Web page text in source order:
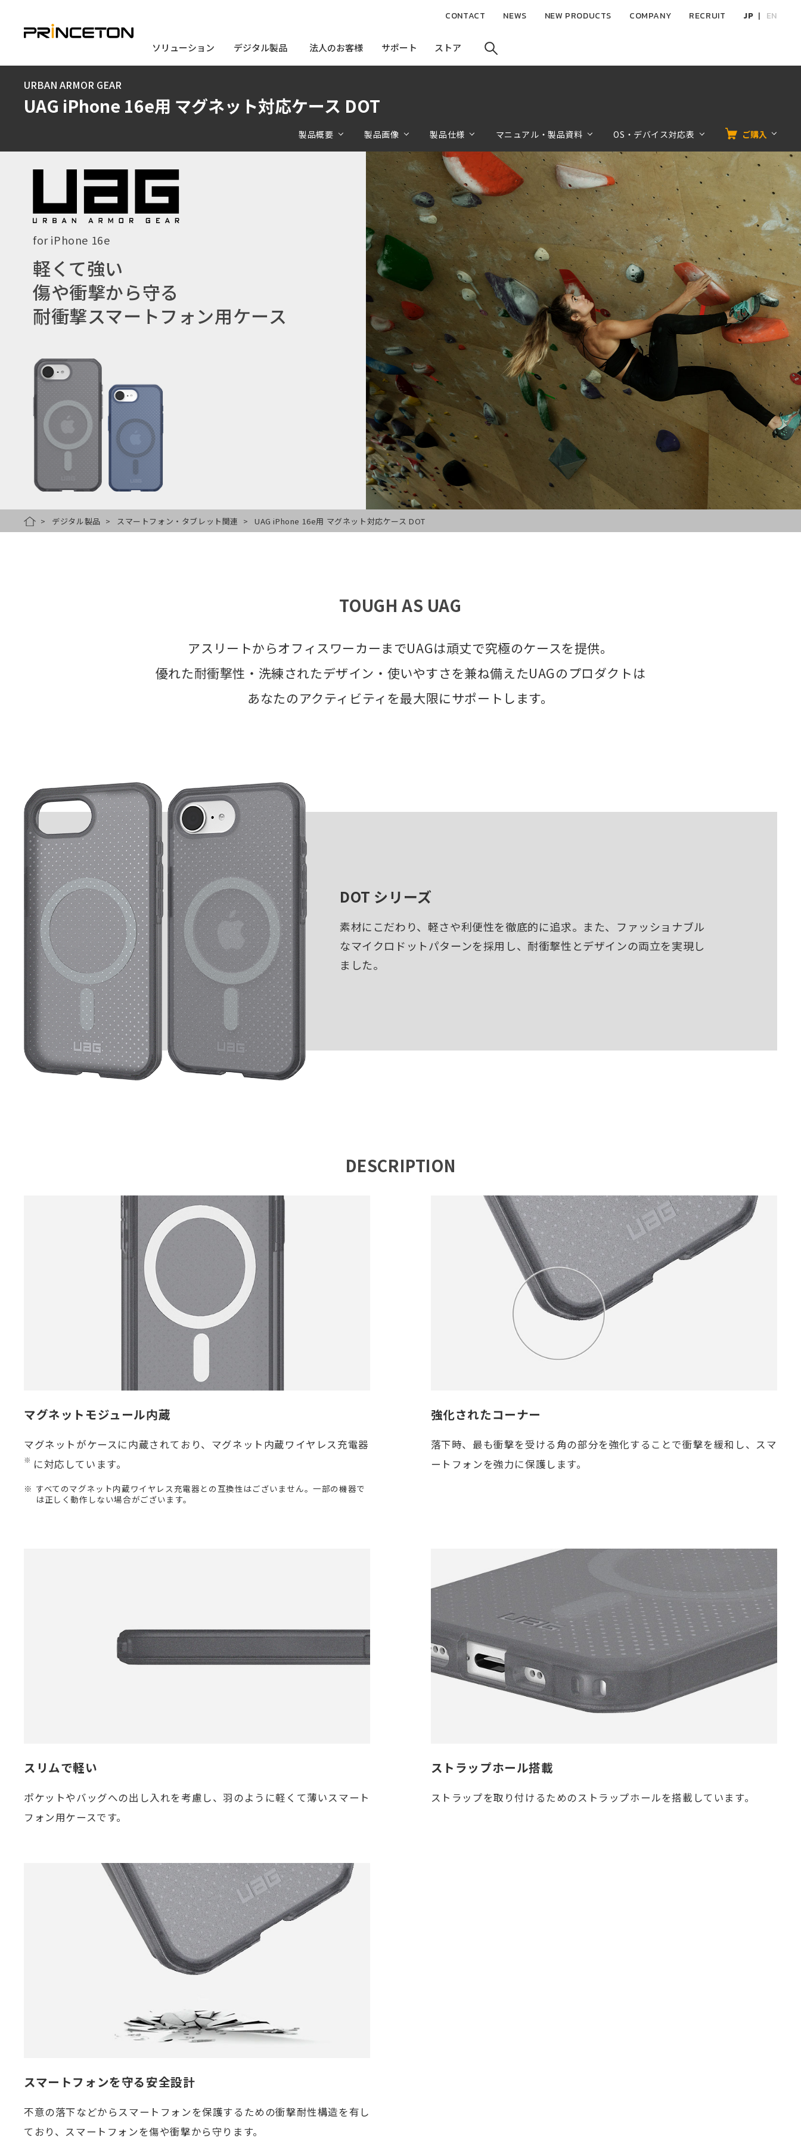
ン
ソリューション
ソリューション デジタル製品
デジタル製品 法人のお客様
法人のお客様 サポート
サポート ストア
ストア
CONTACT NEWS NEW PRODUCTS COMPANY RECRUIT JP EN
URBAN ARMOR GEAR
UAG iPhone 16e用 マグネット対応ケース DOT
製品概要 製品画像 製品仕様 マニュアル・製品資料 OS・デバイス対応表 ご購入
for iPhone 16e
軽くて強い
傷や衝撃から守る
耐衝撃スマートフォン用ケース
HOMEデジタル製品 スマートフォン・タブレット関連 UAG iPhone 16e用 マグネット対応ケース DOT
TOUGH AS UAG
アスリートからオフィスワーカーまでUAGは頑丈で究極のケースを提供。
優れた耐衝撃性・洗練されたデザイン・使いやすさを兼ね備えたUAGのプロダクトは
あなたのアクティビティを最大限にサポートします。
DOT シリーズ
素材にこだわり、軽さや利便性を徹底的に追求。また、ファッショナブル
なマイクロドットパターンを採用し、耐衝撃性とデザインの両立を実現し
ました。
DESCRIPTION
マグネットモジュール内蔵
マグネットがケースに内蔵されており、マグネット内蔵ワイヤレス充電器
※ に対応しています。
すべてのマグネット内蔵ワイヤレス充電器との互換性はございません。一部の機器で
は正しく動作しない場合がございます。
強化されたコーナー
落下時、最も衝撃を受ける角の部分を強化することで衝撃を緩和し、スマ
ートフォンを強力に保護します。
スリムで軽い
ポケットやバッグへの出し入れを考慮し、羽のように軽くて薄いスマート
フォン用ケースです。
ストラップホール搭載
ストラップを取り付けるためのストラップホールを搭載しています。
スマートフォンを守る安全設計
不意の落下などからスマートフォンを保護するための衝撃耐性構造を有し
ており、スマートフォンを傷や衝撃から守ります。